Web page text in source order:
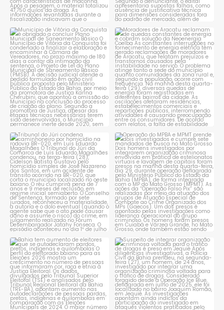
Município de Vitória da
Conquista é obrigado a...
1 0
Moradores de Aracatu
reclamam de quedas
constantes ...
1 0
Tribunal do Júri condena
caminhoneiro por...
1 0
Operação do MPBA e MPMT
prende dois investigados e...
1 0
Bahia tem aumento de eleitores
que se autodeclaram...
1 0
Suspeito de integrar
organização criminosa
voltada...
1 0